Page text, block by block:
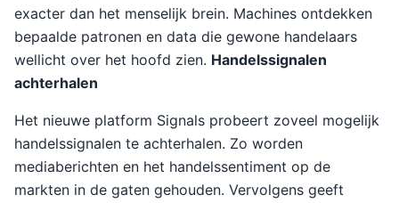
exacter dan het menselijk brein. Machines ontdekken
bepaalde patronen en data die gewone handelaars
wellicht over het hoofd zien. Handelssignalen
achterhalen
Het nieuwe platform Signals probeert zoveel mogelijk
handelssignalen te achterhalen. Zo worden
mediaberichten en het handelssentiment op de
markten in de gaten gehouden. Vervolgens geeft